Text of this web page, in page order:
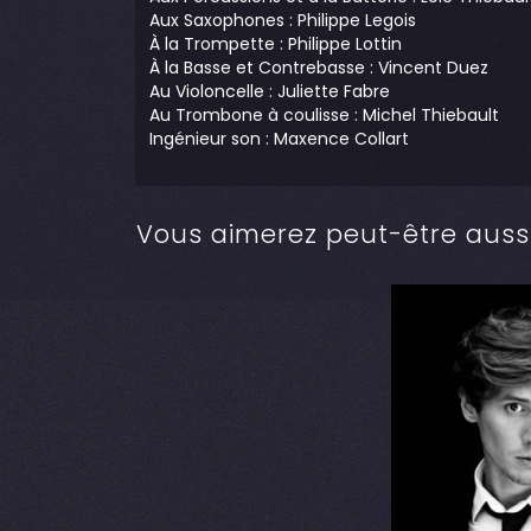
Aux Saxophones : Philippe Legois
À la Trompette : Philippe Lottin
À la Basse et Contrebasse : Vincent Duez
Au Violoncelle : Juliette Fabre
Au Trombone à coulisse : Michel Thiebault
Ingénieur son : Maxence Collart
Vous aimerez peut-être